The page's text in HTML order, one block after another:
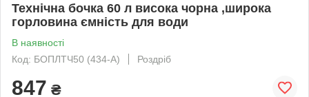
Технічна бочка 60 л висока чорна ,широка
горловина ємність для води
В наявності
Код: БОПЛТЧ50 (434-А)
Роздріб
847 ₴